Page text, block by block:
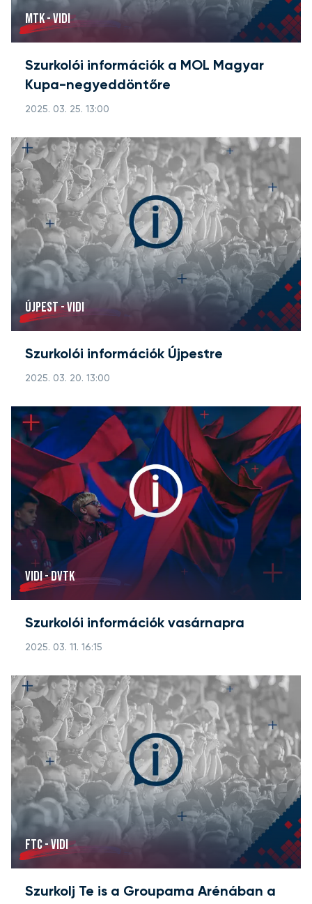
MTK - VIDI
Szurkolói információk a MOL Magyar
Kupa-negyeddöntőre
2025. 03. 25. 13:00
ÚJPEST - VIDI
Szurkolói információk Újpestre
2025. 03. 20. 13:00
VIDI - DVTK
Szurkolói információk vasárnapra
2025. 03. 11. 16:15
FTC - VIDI
Szurkolj Te is a Groupama Arénában a